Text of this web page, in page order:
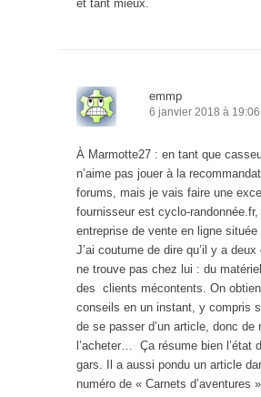
et tant mieux.
emmp
6 janvier 2018 à 19:06
À Marmotte27 : en tant que
n’aime pas jouer à la
forums, mais je vais faire une
fournisseur est cyclo-randonnée.fr,
entreprise de vente en ligne située
J’ai coutume de dire qu’il y a deux
ne trouve pas chez lui : du
des clients mécontents. On
conseils en un instant, y compris
de se passer d’un article, donc de
l’acheter… Ça résume bien l’état
gars. Il a aussi pondu un article
numéro de « Carnets d’aventures ».